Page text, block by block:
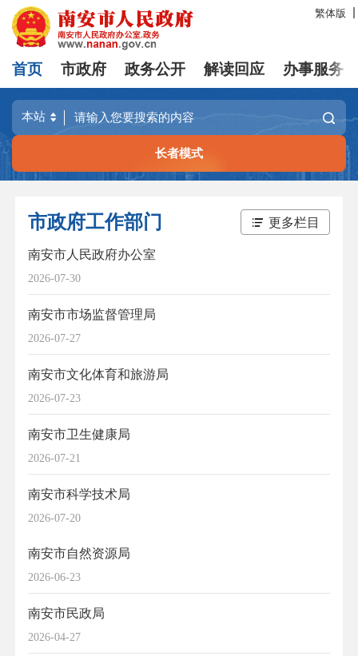
繁体版
首页 市政府 政务公开 解读回应 办事服务
长者模式
市政府工作部门 更多栏目
2026-07-30
南安市人民政府办公室
2026-07-27
南安市市场监督管理局
2026-07-23
南安市文化体育和旅游局
2026-07-21
南安市卫生健康局
2026-07-20
南安市科学技术局
2026-06-23
南安市自然资源局
2026-04-27
南安市民政局